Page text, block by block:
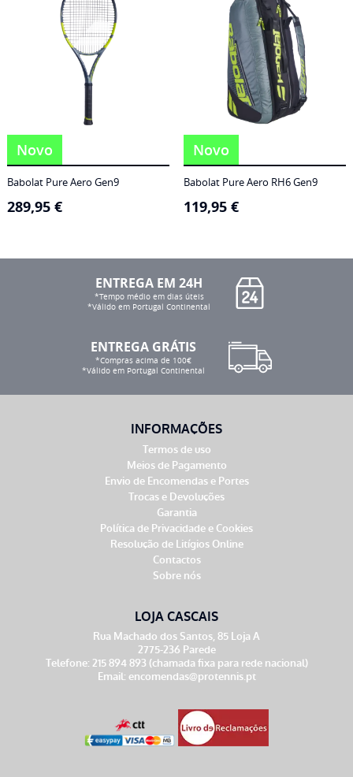
Novo
Babolat Pure Aero Gen9
289,95 €
Novo
Babolat Pure Aero RH6 Gen9
119,95 €
ENTREGA EM 24H
*Tempo médio em dias úteis
*Válido em Portugal Continental
ENTREGA GRÁTIS
*Compras acima de 100€
*Válido em Portugal Continental
INFORMAÇÕES
Termos de uso
Meios de Pagamento
Envio de Encomendas e Portes
Trocas e Devoluções
Garantia
Política de Privacidade e Cookies
Resolução de Litígios Online
Contactos
Sobre nós
LOJA CASCAIS
Rua Machado dos Santos, 85 Loja A
2775-236 Parede
Telefone: 215 894 893 (chamada fixa para rede nacional)
Email: encomendas@protennis.pt